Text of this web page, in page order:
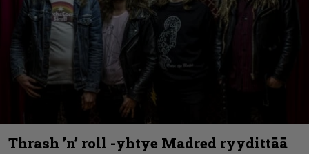
Thrash ’n’ roll -yhtye Madred ryydittää